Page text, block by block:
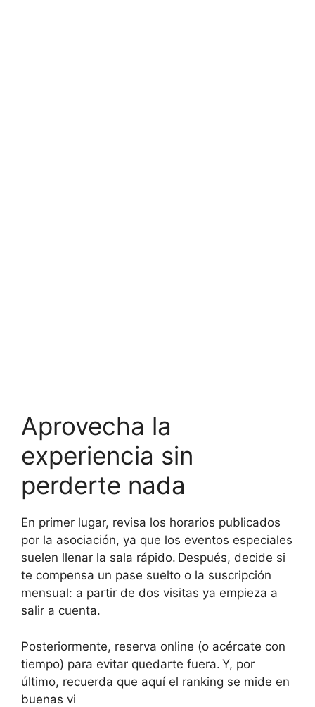
Aprovecha la
experiencia sin
perderte nada
En primer lugar, revisa los horarios publicados
por la asociación, ya que los eventos especiales
suelen llenar la sala rápido. Después, decide si
te compensa un pase suelto o la suscripción
mensual: a partir de dos visitas ya empieza a
salir a cuenta.
Posteriormente, reserva online (o acércate con
tiempo) para evitar quedarte fuera. Y, por
último, recuerda que aquí el ranking se mide en
buenas vi